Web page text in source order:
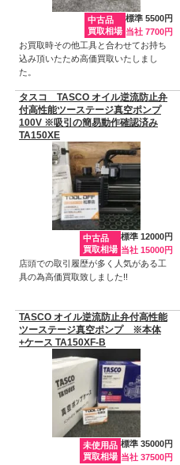
中古品
買取相場
標準 5500円
当社 7700円
お買取時その他工具と合わせてお持ち
込み頂いたため高価買取いたしまし
た。
タスコ TASCO オイル逆流防止弁
付高性能ツーステージ真空ポンプ
100V ※吸引の簡易動作確認済み
TA150XE
中古品
買取相場
標準 12000円
当社 15000円
店頭での取引履歴が多く人気がある工
具の為高価買取致しました!!
TASCO オイル逆流防止弁付高性能
ツーステージ真空ポンプ ※本体
+ケース TA150XF-B
未使用品
買取相場
標準 35000円
当社 37500円